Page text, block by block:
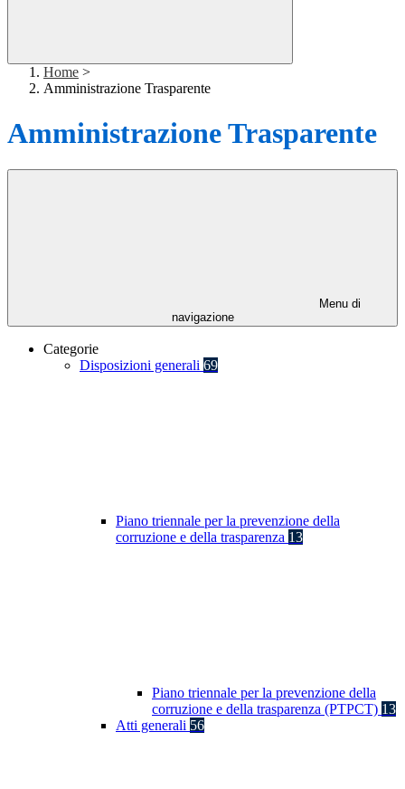
Home >
Amministrazione Trasparente
Amministrazione Trasparente
Menu di
navigazione
Categorie
Disposizioni generali 69
Piano triennale per la prevenzione della
corruzione e della trasparenza 13
Piano triennale per la prevenzione della
corruzione e della trasparenza (PTPCT) 13
Atti generali 56